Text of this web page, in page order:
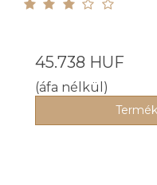
45.738 HUF
(áfa nélkül)